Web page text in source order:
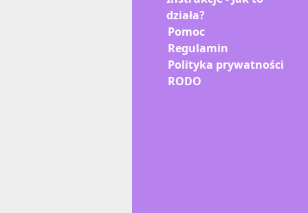
działa?
Pomoc
Regulamin
Polityka prywatności
RODO